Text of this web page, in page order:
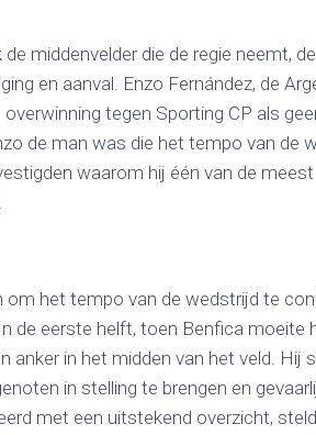
middenvelder die de regie neemt,
en aanval. Enzo Fernández, de
tegen Sporting CP als
de man was die het tempo van de
waarom hij één van de meest
het tempo van de wedstrijd te
de eerste helft, toen Benfica moeite
anker in het midden van het veld. Hij
in stelling te brengen en
met een uitstekend overzicht,